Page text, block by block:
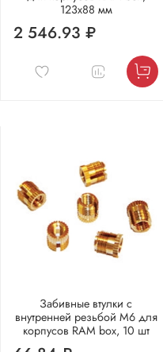
123x88 мм
2 546.93 ₽
Забивные втулки с
внутренней резьбой М6 для
корпусов RAM box, 10 шт